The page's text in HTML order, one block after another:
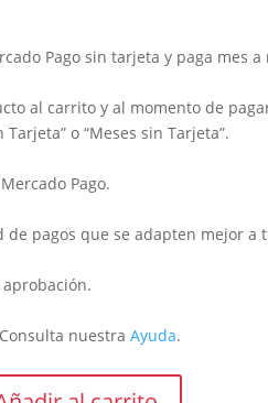
Pago sin tarjeta y paga mes a
al carrito y al momento de
Tarjeta” o “Meses sin Tarjeta”.
Pago.
de pagos que se adapten mejor a
nuestraAyuda.